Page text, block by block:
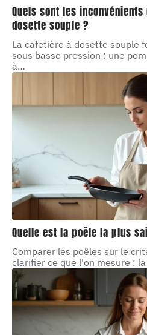
Quels sont les
dosette souple ?
La cafetière à dosette souple
sous basse pression : une
à…
Quelle est la poêle la plus
Comparer les poêles sur le
clarifier ce que l'on mesure :